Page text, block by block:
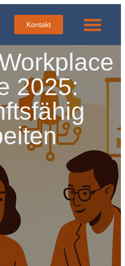
Kontakt
2025: